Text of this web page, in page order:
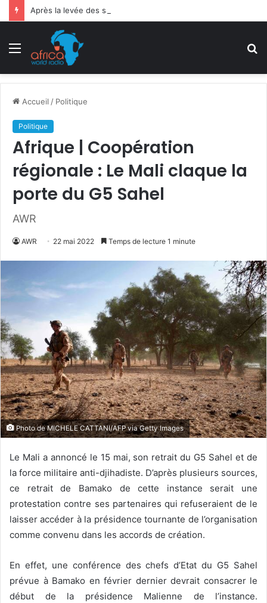
Menu
Accueil / Politique
Politique
Afrique | Coopération
régionale : Le Mali claque la
porte du G5 Sahel
AWR
AWR 22 mai 2022 Temps de lecture 1 minute
Photo de MICHELE CATTANI/AFP via Getty Images
Le Mali a annoncé le 15 mai, son retrait du G5 Sahel et de
la force militaire anti-djihadiste. D’après plusieurs sources,
ce retrait de Bamako de cette instance serait une
protestation contre ses partenaires qui refuseraient de le
laisser accéder à la présidence tournante de l’organisation
comme convenu dans les accords de création.
En effet, une conférence des chefs d’Etat du G5 Sahel
prévue à Bamako en février dernier devrait consacrer le
début de la présidence Malienne de l’instance.